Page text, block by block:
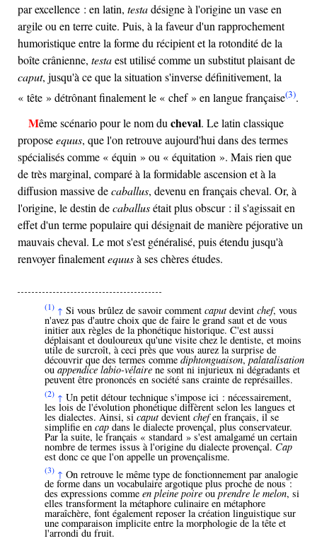
par excellence : en latin, testadésigne à l'origine un vase en
argile ou en terre cuite. Puis, à la faveur d'un rapprochement
humoristique entre la forme du récipient et la rotondité de la
boîte crânienne, testaest utilisé comme un substitut plaisant de
caput, jusqu'à ce que la situation s'inverse définitivement, la
« tête » détrônant finalement le « chef » en langue française(3).
Même scénario pour le nom du cheval. Le latin classique
proposeequus, que l'on retrouve aujourd'hui dans des termes
spécialisés comme « équin » ou « équitation ». Mais rien que
de très marginal, comparé à la formidable ascension et à la
diffusion massive decaballus, devenu en français cheval. Or, à
l'origine, le destin decaballusétait plus obscur : il s'agissait en
effet d'un terme populaire qui désignait de manière péjorative un
mauvais cheval. Le mot s'est généralisé, puis étendu jusqu'à
renvoyer finalementequusà ses chères études.
(1) ↑ Si vous brûlez de savoir comment caputdevint chef, vous
n'avez pas d'autre choix que de faire le grand saut et de vous
initier aux règles de la phonétique historique. C'est aussi
déplaisant et douloureux qu'une visite chez le dentiste, et moins
utile de surcroît, à ceci près que vous aurez la surprise de
découvrir que des termes comme diphtonguaison,palatalisation
ou appendice labio-vélaire ne sont ni injurieux ni dégradants et
peuvent être prononcés en société sans crainte de représailles.
(2) ↑ Un petit détour technique s'impose ici : nécessairement,
les lois de l'évolution phonétique diffèrent selon les langues et
les dialectes. Ainsi, sicaputdevient chefen français, il se
simplifie en cap dans le dialecte provençal, plus conservateur.
Par la suite, le français « standard » s'est amalgamé un certain
nombre de termes issus à l'origine du dialecte provençal. Cap
est donc ce que l'on appelle un provençalisme.
(3) ↑ On retrouve le même type de fonctionnement par analogie
de forme dans un vocabulaire argotique plus proche de nous :
des expressions comme en pleine poire ou prendre le melon, si
elles transforment la métaphore culinaire en métaphore
maraîchère, font également reposer la création linguistique sur
une comparaison implicite entre la morphologie de la tête et
l'arrondi du fruit.